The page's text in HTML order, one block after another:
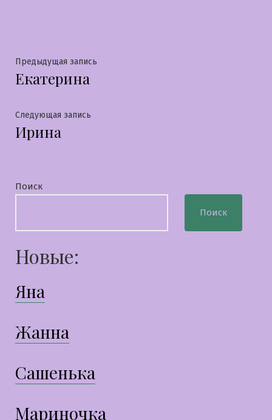
Навигация
по
записям
Предыдущая запись
Екатерина
Следующая запись
Ирина
Поиск
Поиск
Новые:
Яна
Жанна
Сашенька
Мариночка